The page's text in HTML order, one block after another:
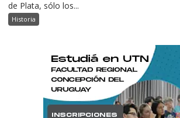
de Plata, sólo los...
Historia